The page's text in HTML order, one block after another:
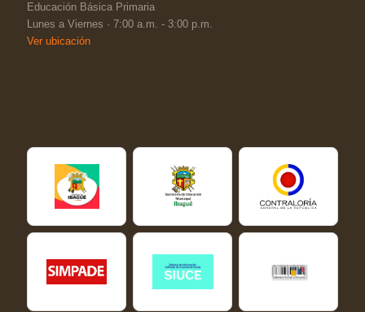
Educación Básica Primaria
Lunes a Viernes · 7:00 a.m. - 3:00 p.m.
Ver ubicación